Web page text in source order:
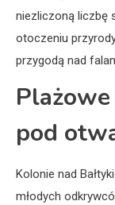
niezliczoną liczbę
otoczeniu
przygodą nad
pod
Kolonie nad
młodych